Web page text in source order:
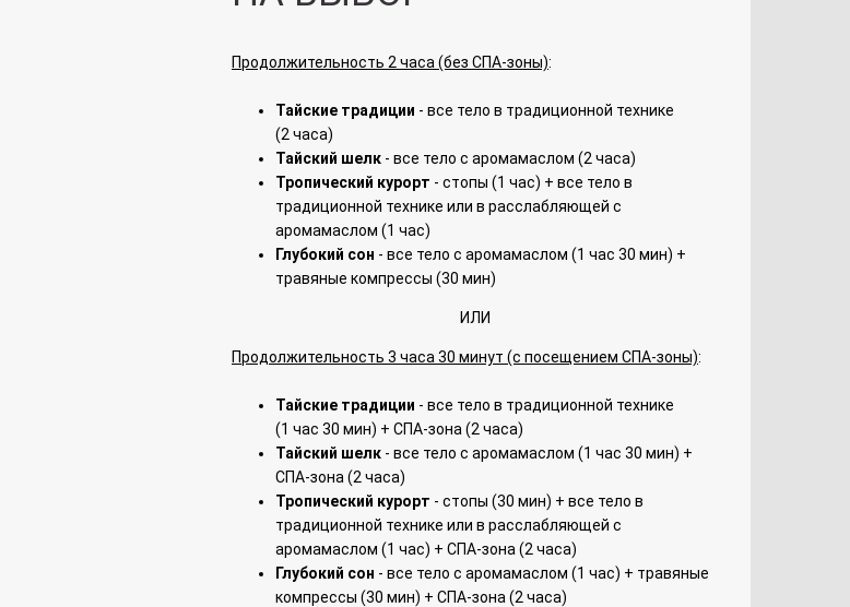
Продолжительность 2 часа (без СПА-зоны):
Тайские традиции - все тело в традиционной технике
(2 часа)
Тайский шелк - все тело с аромамаслом (2 часа)
Тропический курорт - стопы (1 час) + все тело в
традиционной технике или в расслабляющей с
аромамаслом (1 час)
Глубокий сон - все тело с аромамаслом (1 час 30 мин) +
травяные компрессы (30 мин)
ИЛИ
Продолжительность 3 часа 30 минут (с посещением СПА-зоны):
Тайские традиции - все тело в традиционной технике
(1 час 30 мин) + СПА-зона (2 часа)
Тайский шелк - все тело с аромамаслом (1 час 30 мин) +
СПА-зона (2 часа)
Тропический курорт - стопы (30 мин) + все тело в
традиционной технике или в расслабляющей с
аромамаслом (1 час) + СПА-зона (2 часа)
Глубокий сон - все тело с аромамаслом (1 час) + травяные
компрессы (30 мин) + СПА-зона (2 часа)